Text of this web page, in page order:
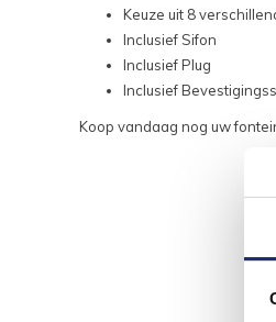
Keuze uit 8
Inclusief Sifon
Inclusief Plug
Inclusief
Koop vandaag nog uw